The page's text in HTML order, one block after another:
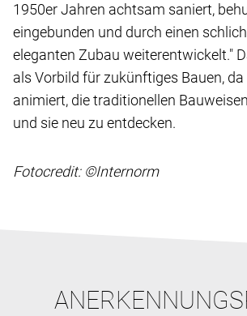
1950er Jahren achtsam saniert,
eingebunden und durch einen
eleganten Zubau weiterentwickelt."
als Vorbild für zukünftiges Bauen, da
animiert, die traditionellen
und sie neu zu entdecken.
Fotocredit: ©Internorm